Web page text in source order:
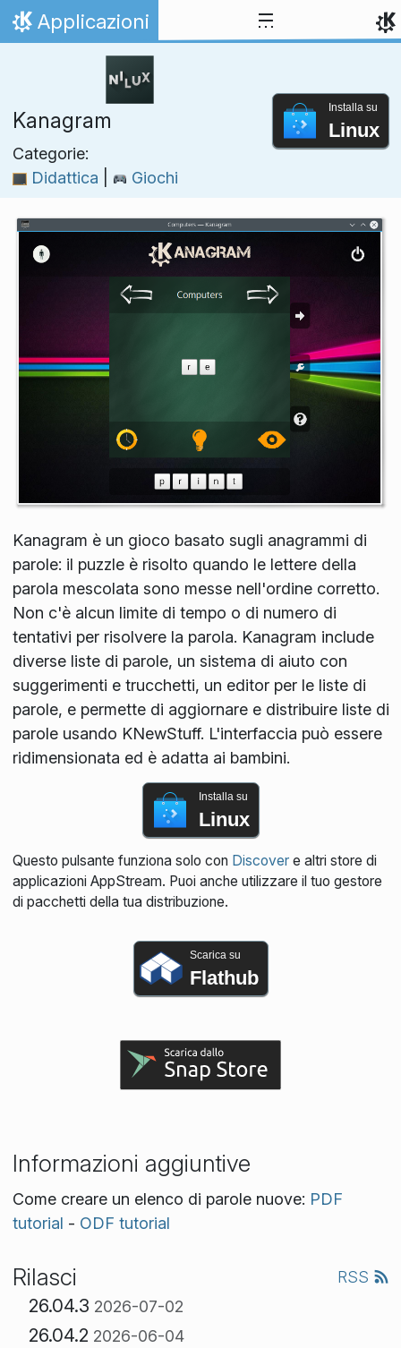
Passa al contenuto
Pagina iniziale
Applicazioni
Kanagram
Categorie:
Didattica
Giochi
Installa su
Linux
Kanagram è un gioco basato sugli anagrammi di
parole: il puzzle è risolto quando le lettere della
parola mescolata sono messe nell'ordine corretto.
Non c'è alcun limite di tempo o di numero di
tentativi per risolvere la parola. Kanagram include
diverse liste di parole, un sistema di aiuto con
suggerimenti e trucchetti, un editor per le liste di
parole, e permette di aggiornare e distribuire liste di
parole usando KNewStuff. L'interfaccia può essere
ridimensionata ed è adatta ai bambini.
Installa su
Linux
Questo pulsante funziona solo con Discovere altri store di
applicazioni AppStream. Puoi anche utilizzare il tuo gestore
di pacchetti della tua distribuzione.
Scarica su
Flathub
Informazioni aggiuntive
Come creare un elenco di parole nuove: PDF
tutorial - ODF tutorial
Rilasci RSS
26.04.3 2026-07-02
26.04.2 2026-06-04